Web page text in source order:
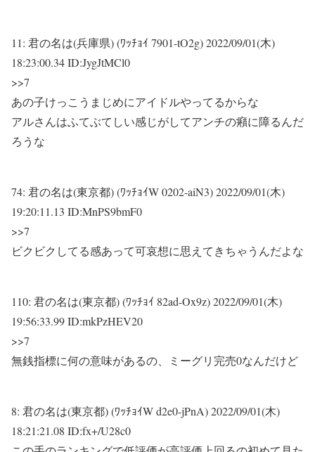
11: 君の名は(兵庫県) (ﾜｯﾁｮｲ 7901-tO2g)2022/09/01(木)
18:23:00.34 ID:JygJtMCl0
>>7
あの子けっこうまじめにアイドルやってるからな
アルさんはふてぶてしい感じがしてアンチの癪に障るんだ
ろうな
74: 君の名は(東京都) (ﾜｯﾁｮｲW 0202-aiN3)2022/09/01(木)
19:20:11.13 ID:MnPS9bmF0
>>7
ビクビクしてる感あって可哀想に思えてきちゃうんだよな
110: 君の名は(東京都) (ﾜｯﾁｮｲ 82ad-Ox9z)2022/09/01(木)
19:56:33.99 ID:mkPzHEV20
>>7
無銭指標に何の意味があるの、ミーグリ完売0なんだけど
8: 君の名は(東京都) (ﾜｯﾁｮｲW d2e0-jPnA)2022/09/01(木)
18:21:21.08 ID:fx+/U28c0